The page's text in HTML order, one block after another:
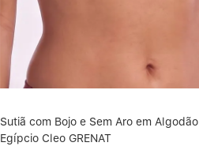
Sutiã com Bojo e Sem Aro em Algodão
Egípcio Cleo GRENAT